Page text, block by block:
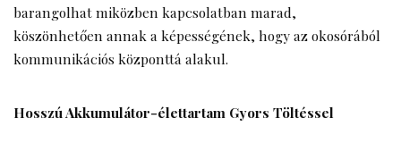
barangolhat miközben kapcsolatban marad,
köszönhetően annak a képességének, hogy az okosórából
kommunikációs központtá alakul.
Hosszú Akkumulátor-élettartam Gyors Töltéssel